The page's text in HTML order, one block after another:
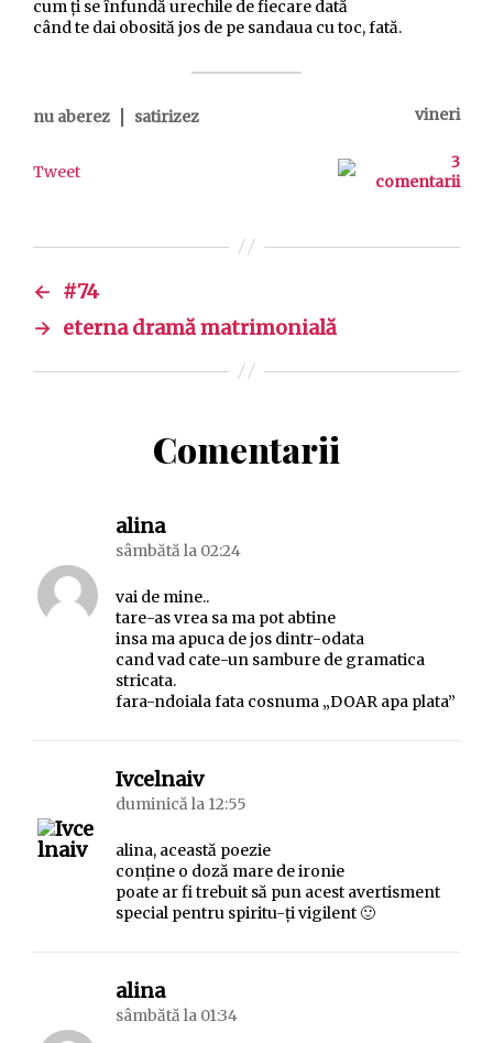
cum ţi se înfundă urechile de fiecare dată
când te dai obosită jos de pe sandaua cu toc, fată.
nu aberez satirizez vineri
Tweet
3
comentarii
← #74
→ eterna dramă matrimonială
Comentarii
alinaspune:
sâmbătă la 02:24
vai de mine..
tare-as vrea sa ma pot abtine
insa ma apuca de jos dintr-odata
cand vad cate-un sambure de gramatica
stricata.
fara-ndoiala fata cosnuma „DOAR apa plata”
Ivcelnaivspune:
duminică la 12:55
alina, această poezie
conține o doză mare de ironie
poate ar fi trebuit să pun acest avertisment
special pentru spiritu-ți vigilent 🙂
alinaspune:
sâmbătă la 01:34